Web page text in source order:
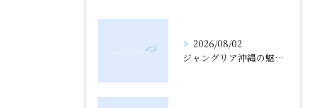
2026/08/02
ジャングリア沖縄の魅力と古い町並みを徹底比較したエリア探索ガイド